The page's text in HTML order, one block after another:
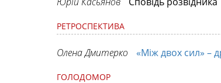
РЕТРОСПЕКТИВА
Олена Дмитерко «Між двох сил» –
ГОЛОДОМОР